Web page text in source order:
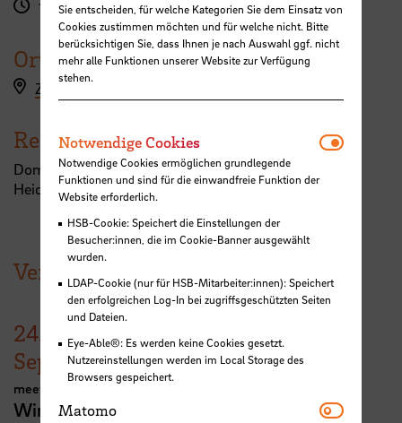
17:00 Uhr
Ort
Zoom
Referent:in
Dominik Appel,M. Sc., J.M. Voith SE & Co. KG,
Heidenheim
Veranstaltungen der HSB
24.
September
meetMINT
Wir feiern Frauen in MINT – 10 Jahre
Sie entscheiden, für welche Kategorien Sie dem Einsatz von
Cookies zustimmen möchten und für welche nicht. Bitte
berücksichtigen Sie, dass Ihnen je nach Auswahl ggf. nicht
mehr alle Funktionen unserer Website zur Verfügung
stehen.
Notwendige Cookies
Notwendige Cookies ermöglichen grundlegende
Funktionen und sind für die einwandfreie Funktion der
Website erforderlich.
HSB-Cookie: Speichert die Einstellungen der
Besucher:innen, die im Cookie-Banner ausgewählt
wurden.
LDAP-Cookie (nur für HSB-Mitarbeiter:innen): Speichert
den erfolgreichen Log-In bei zugriffsgeschützten Seiten
und Dateien.
Eye-Able®: Es werden keine Cookies gesetzt.
Nutzereinstellungen werden im Local Storage des
Browsers gespeichert.
Matomo Matomo